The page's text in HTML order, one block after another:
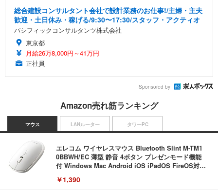
総合建設コンサルタント会社で設計業務のお仕事!/主婦・主夫
歓迎・土日休み・稼げる/9:30〜17:30/スタッフ・アクティオ
パシフィックコンサルタンツ株式会社
東京都
月給26万8,000円～41万円
正社員
Sponsored by
Amazon売れ筋ランキング
マウス
エレコム ワイヤレスマウス Bluetooth Slint M-TM1
0BBWH/EC 薄型 静音 4ボタン プレゼンモード機能
付 Windows Mac Android iOS iPadOS FireOS対応
￥1,390
LANルーター タワーPC